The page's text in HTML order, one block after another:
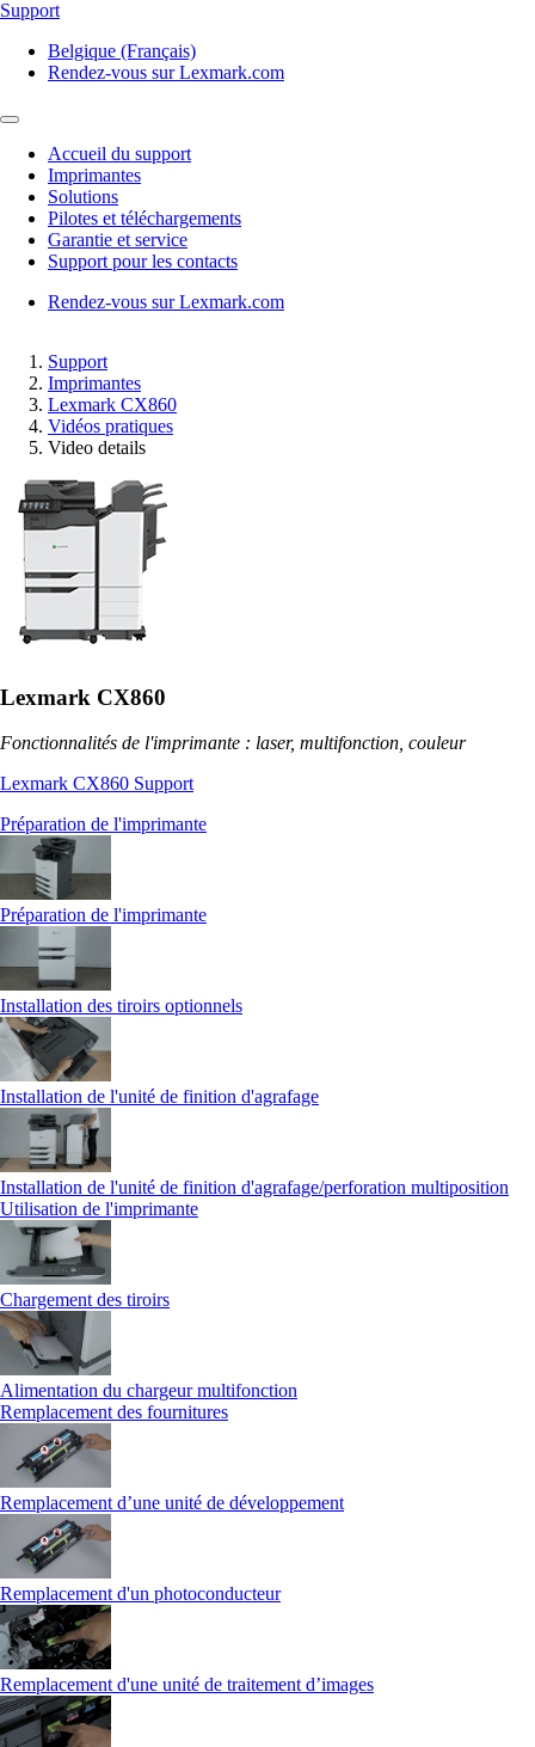
Support
Belgique (Français)
Rendez-vous sur Lexmark.com
Accueil du support
Imprimantes
Solutions
Pilotes et téléchargements
Garantie et service
Support pour les contacts
Rendez-vous sur Lexmark.com
Support
Imprimantes
Lexmark CX860
Vidéos pratiques
Video details
Lexmark CX860
Fonctionnalités de l'imprimante : laser, multifonction, couleur
Lexmark CX860 Support
Préparation de l'imprimante
Préparation de l'imprimante
Installation des tiroirs optionnels
Installation de l'unité de finition d'agrafage
Installation de l'unité de finition d'agrafage/perforation multiposition
Utilisation de l'imprimante
Chargement des tiroirs
Alimentation du chargeur multifonction
Remplacement des fournitures
Remplacement d’une unité de développement
Remplacement d'un photoconducteur
Remplacement d'une unité de traitement d’images